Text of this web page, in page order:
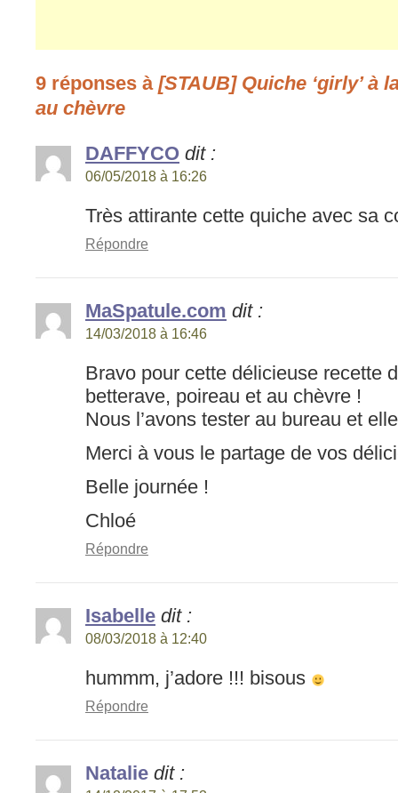
9 réponses à [STAUB] Quiche ‘girly’ à
au chèvre
DAFFYCO dit :
06/05/2018 à 16:26
Très attirante cette quiche avec sa
Répondre
MaSpatule.com dit :
14/03/2018 à 16:46
Bravo pour cette délicieuse recette
betterave, poireau et au chèvre !
Nous l’avons tester au bureau et
Merci à vous le partage de vos
Belle journée !
Chloé
Répondre
Isabelle dit :
08/03/2018 à 12:40
hummm, j’adore !!! bisous
Répondre
Natalie dit :